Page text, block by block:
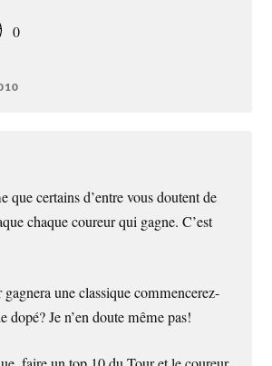
0
que certains d’entre vous doutent de
chaque coureur qui gagne. C’est
une classique commencerez-
dopé? Je n’en doute même pas!